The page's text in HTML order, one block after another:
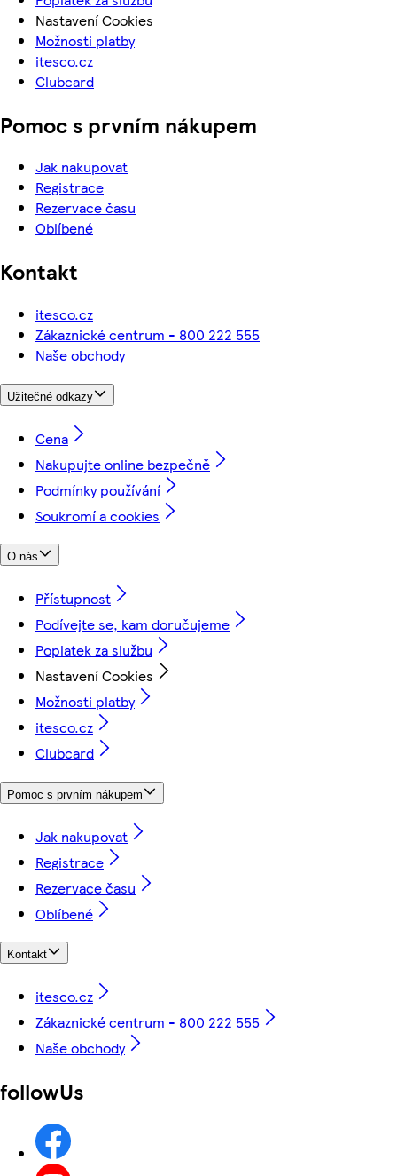
Nastavení Cookies
Možnosti platby
itesco.cz
Clubcard
Pomoc s prvním nákupem
Jak nakupovat
Registrace
Rezervace času
Oblíbené
Kontakt
itesco.cz
Zákaznické centrum - 800 222 555
Naše obchody
Užitečné odkazy
Cena
Nakupujte online bezpečně
Podmínky používání
Soukromí a cookies
O nás
Přístupnost
Podívejte se, kam doručujeme
Poplatek za službu
Nastavení Cookies
Možnosti platby
itesco.cz
Clubcard
Pomoc s prvním nákupem
Jak nakupovat
Registrace
Rezervace času
Oblíbené
Kontakt
itesco.cz
Zákaznické centrum - 800 222 555
Naše obchody
followUs